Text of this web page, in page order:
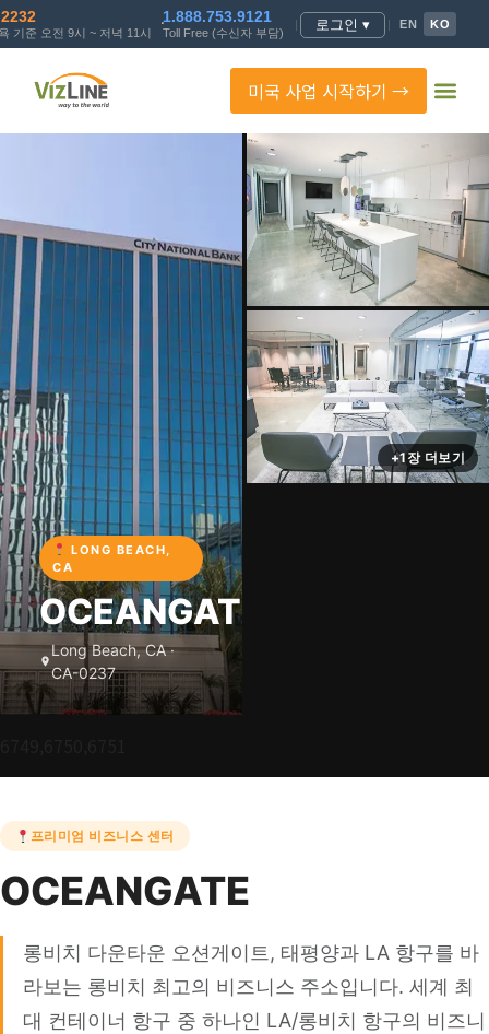
기준 오전 9시 ~ 저녁 11시
1.888.753.9121
Toll Free (수신자 부담)
| 로그인 ▾ | EN KO
미국 사업 시작하기 →
LONG BEACH,
CA
OCEANGATE
Long Beach, CA ·
CA-0237
+1장 더보기
프리미엄 비즈니스 센터
OCEANGATE
롱비치 다운타운 오션게이트, 태평양과 LA 항구를 바
라보는 롱비치 최고의 비즈니스 주소입니다. 세계 최
대 컨테이너 항구 중 하나인 LA/롱비치 항구의 비즈니